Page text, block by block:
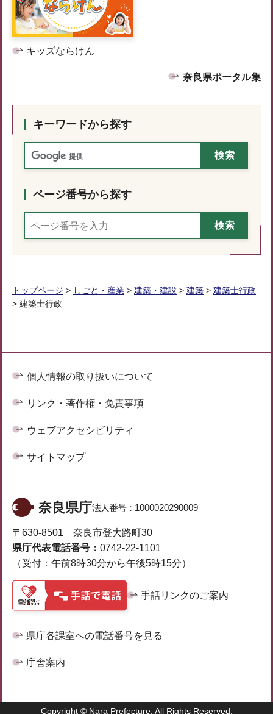
キッズならけん
奈良県ポータル集
キーワードから探す
ページ番号から探す
トップページ > しごと・産業 > 建築・建設 > 建築 > 建築士行政
> 建築士行政
個人情報の取り扱いについて
リンク・著作権・免責事項
ウェブアクセシビリティ
サイトマップ
奈良県庁法人番号： 1000020290009
〒630-8501 奈良市登大路町30
県庁代表電話番号： 0742-22-1101
（受付：午前8時30分から午後5時15分）
手話リンクのご案内
県庁各課室への電話番号を見る
庁舎案内
Copyright © Nara Prefecture. All Rights Reserved.